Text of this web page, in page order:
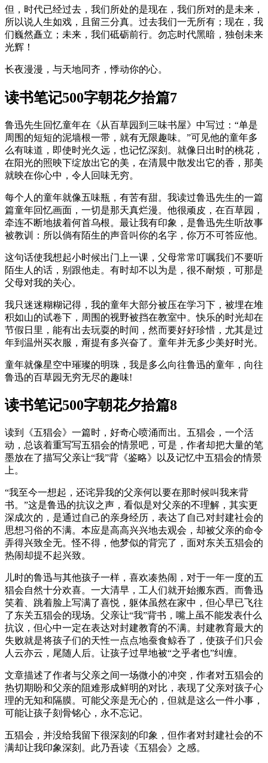
但，时代已经过去，我们所处的是现在，我们所对的是未来，
所以说人生如戏，且留三分真。过去我们一无所有；现在，我
们巍然矗立；未来，我们砥砺前行。勿忘时代黑暗，独创未来
光辉！
长夜漫漫，与天地同齐，悸动你的心。
读书笔记500字朝花夕拾篇7
鲁迅先生回忆童年在《从百草园到三味书屋》中写过：“单是
周围的短短的泥墙根一带，就有无限趣味。”可见他的童年多
么有味道，即使时光久远，也记忆深刻。就像日出时的桃花，
在阳光的照映下绽放出它的美，在清晨中散发出它的香，那美
就映在你心中，令人回味无穷。
每个人的童年就像五味瓶，有苦有甜。我读过鲁迅先生的一篇
篇童年回忆画面，一切是那天真烂漫。他很顽皮，在百草园，
牵连不断地拔着何首乌根。最让我有印象，是鲁迅先生听故事
被教训：所以倘有陌生的声音叫你的名字，你万不可答应他。
这句话使我想起小时候出门上一课，父母常常叮嘱我们不要听
陌生人的话，别跟他走。有时却不以为是，很不耐烦，可那是
父母对我的关心。
我只迷迷糊糊记得，我的童年大部分被压在学习下，被埋在堆
积如山的试卷下，周围的视野被挡在教室中。快乐的时光却在
节假日里，能有出去玩耍的时间，然而要好好珍惜，尤其是过
年到温州买衣服，甭提有多兴奋了。童年并无多少美好时光。
童年就像星空中璀璨的明珠，我是多么向往鲁迅的童年，向往
鲁迅的百草园无穷无尽的趣味!
读书笔记500字朝花夕拾篇8
读到《五猖会》一篇时，好奇心喷涌而出。五猖会，一个活
动，总该着重写写五猖会的情景吧，可是，作者却把大量的笔
墨放在了描写父亲让“我”背《鉴略》以及记忆中五猖会的情景
上。
“我至今一想起，还诧异我的父亲何以要在那时候叫我来背
书。”这是鲁迅的抗议之声，看似是对父亲的不理解，其实更
深成次的，是通过自己的亲身经历，表达了自己对封建社会的
思想习俗的不满。本应是高高兴兴地去观会，却被父亲的命令
弄得兴致全无。怪不得，他梦似的背完了，面对东关五猖会的
热闹却提不起兴致。
儿时的鲁迅与其他孩子一样，喜欢凑热闹，对于一年一度的五
猖会自然十分欢喜。一大清早，工人们就开始搬东西。而鲁迅
笑着、跳着脸上写满了喜悦，躯体虽然在家中，但心早已飞往
了东关五猖会的现场。父亲让“我”背书，嘴上虽不能发表什么
抗议，但心中一定在表达对封建教育的不满。封建教育最大的
失败就是将孩子们的天性一点点地蚕食鲸吞了，使孩子们只会
人云亦云，尾随人后。让孩子过早地被“之乎者也”纠缠。
文章描述了作者与父亲之间一场微小的冲突，作者对五猖会的
热切期盼和父亲的阻难形成鲜明的对比，表现了父亲对孩子心
理的无知和隔膜。可能父亲是无心的，但就是这么一件小事，
可能让孩子刻骨铭心，永不忘记。
五猖会，并没给我留下很深刻的印象，但作者对封建社会的不
满却让我印象深刻。此乃吾读《五猖会》之感。